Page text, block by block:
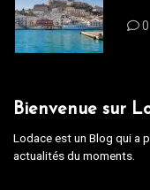
0
Bienvenue sur
Lodace est un Blog qui a
actualités du moments.